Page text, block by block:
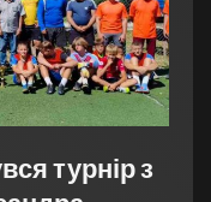
турнір з